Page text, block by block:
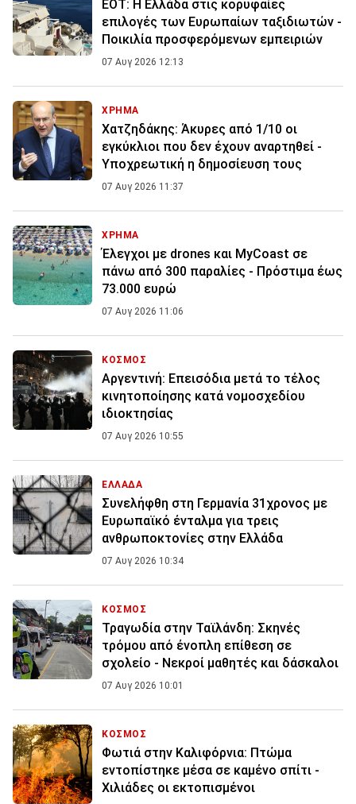
ΕΟΤ: Η Ελλάδα στις κορυφαίες
επιλογές των Ευρωπαίων ταξιδιωτών -
Ποικιλία προσφερόμενων εμπειριών
07 Αυγ 2026 12:13
ΧΡΗΜΑ
Χατζηδάκης: Άκυρες από 1/10 οι
εγκύκλιοι που δεν έχουν αναρτηθεί -
Υποχρεωτική η δημοσίευση τους
07 Αυγ 2026 11:37
ΧΡΗΜΑ
Έλεγχοι με drones και MyCoast σε
πάνω από 300 παραλίες - Πρόστιμα έως
73.000 ευρώ
07 Αυγ 2026 11:06
ΚΟΣΜΟΣ
Αργεντινή: Επεισόδια μετά το τέλος
κινητοποίησης κατά νομοσχεδίου
ιδιοκτησίας
07 Αυγ 2026 10:55
ΕΛΛΑΔΑ
Συνελήφθη στη Γερμανία 31χρονος με
Ευρωπαϊκό ένταλμα για τρεις
ανθρωποκτονίες στην Ελλάδα
07 Αυγ 2026 10:34
ΚΟΣΜΟΣ
Τραγωδία στην Ταϊλάνδη: Σκηνές
τρόμου από ένοπλη επίθεση σε
σχολείο - Νεκροί μαθητές και δάσκαλοι
07 Αυγ 2026 10:01
ΚΟΣΜΟΣ
Φωτιά στην Καλιφόρνια: Πτώμα
εντοπίστηκε μέσα σε καμένο σπίτι -
Χιλιάδες οι εκτοπισμένοι